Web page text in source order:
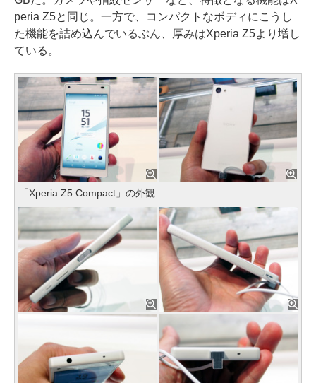
peria Z5と同じ。一方で、コンパクトなボディにこうし
た機能を詰め込んでいるぶん、厚みはXperia Z5より増し
ている。
「Xperia Z5 Compact」の外観